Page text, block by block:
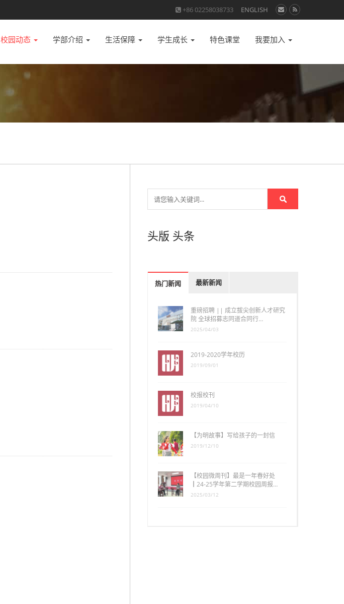
+86 02258038733 ENGLISH
校园动态 学部介绍 生活保障 学生成长 特色课堂 我要加入
头版 头条
热门新闻 最新新闻
重磅招聘 || 成立拔尖创新人才研究
院 全球招募志同道合同行…
2025/04/03
2019-2020学年校历
2019/09/01
校报校刊
2019/04/10
【为明故事】写给孩子的一封信
2019/12/10
【校园微周刊】最是一年春好处
┃24-25学年第二学期校园周报…
2025/03/12